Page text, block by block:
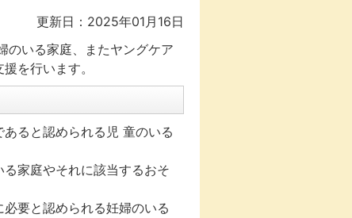
更新日：2025年01月16日
のいる家庭、またヤングケア
を行います。
ると認められる児 童のいる
家庭やそれに該当するおそ
要と認められる妊婦のいる